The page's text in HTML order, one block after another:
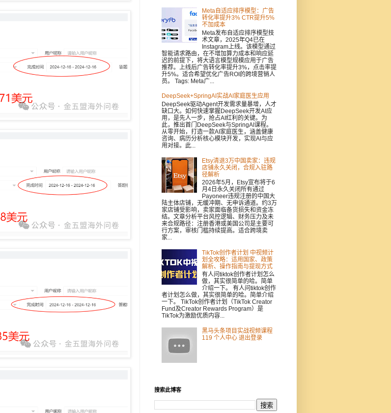
Meta自适应排序模型：广告
转化率提升3% CTR提升5%
不加成本
Meta发布自适应排序模型技
术文章，2025年Q4已在
Instagram上线。该模型通过
智能请求路由，在不增加算力成本和响应延
迟的前提下，将大语言模型规模应用于广告
推荐。上线后广告转化率提升3%，点击率提
升5%。适合希望优化广告ROI的跨境营销人
员。 Tags: Meta广...
DeepSeek+SpringAI实战AI家庭医生应用
DeepSeek驱动Agent开发需求量暴增，人才
缺口大。如何快速掌握DeepSeek开发AI应
用，是先人一步，抢占AI红利的关键。为
此，推出首门DeepSeek与SpringAI课程。
从零开始，打造一款AI家庭医生，涵盖健康
咨询、病历分析核心模块开发，实现AI与应
用对接。此...
Etsy清退3万中国卖家：违规
店铺永久关闭，合规入驻路
径解析
2026年5月，Etsy宣布将于6
月4日永久关闭所有通过
Payoneer违规注册的中国大
陆主体店铺，无缓冲期、无申诉通道。约3万
家店铺受影响，卖家面临备货损失和资金冻
结。文章分析平台风控逻辑、财务压力及未
来合规路径：注册香港或美国公司是主要可
行方案，审核门槛持续提高。适合跨境卖
家...
TikTok创作者计划 中视频计
划全攻略：适用国家、政策
解析、操作指南与提现方式
有人问tiktok创作者计划怎么
做，其实很简单的哈。简单
介绍一下。 有人问tiktok创作
者计划怎么做，其实很简单的哈。简单介绍
一下。 TikTok创作者计划（TikTok Creator
Fund及Creator Rewards Program）是
TikTok为激励优质内容...
黑马头条项目实战视频课程
119 个人中心 退出登录
搜索此博客